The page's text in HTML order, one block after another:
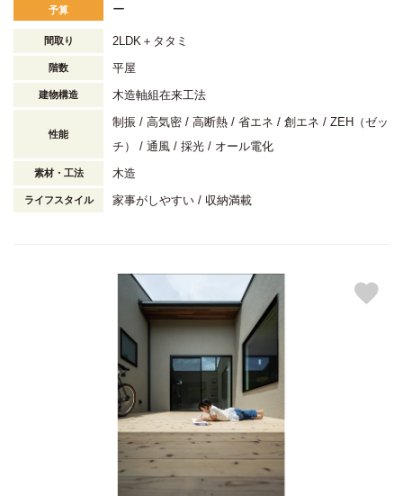
予算 ー
間取り 2LDK＋タタミ
階数 平屋
建物構造 木造軸組在来工法
性能
制振 高気密 高断熱 省エネ 創エネ
ZEH（ゼッ
チ）
通風 採光 オール電化
素材・工法 木造
ライフスタイル 家事がしやすい 収納満載